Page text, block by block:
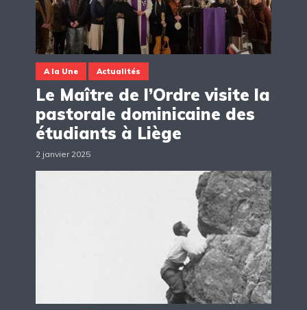
A la Une Actualités
Le Maître de l’Ordre visite la
pastorale dominicaine des
étudiants à Liège
2 janvier 2025